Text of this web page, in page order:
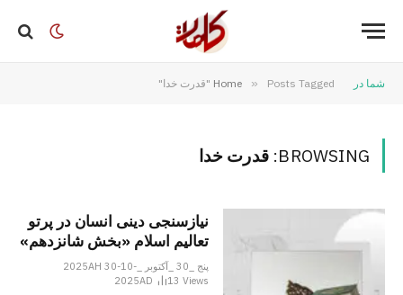
شما در Home » Posts Tagged "قدرت خدا"
BROWSING: قدرت خدا
نیازسنجی دینی انسان در پرتو
تعالیم اسلام «بخش شانزدهم»
پنج _30 _آکتوبر _2025AH 30-10-
2025AD
13Views